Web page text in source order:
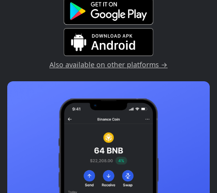
Also available on other platforms →